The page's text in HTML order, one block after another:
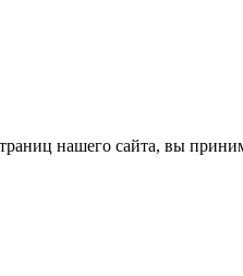
нашего сайта, вы